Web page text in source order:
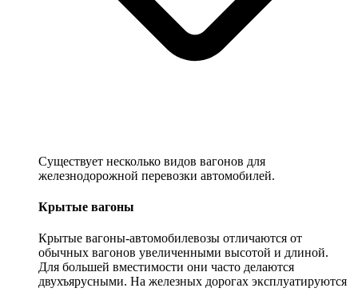
Существует несколько видов вагонов для
железнодорожной перевозки автомобилей.
Крытые вагоны
Крытые вагоны-автомобилевозы отличаются от
обычных вагонов увеличенными высотой и длиной.
Для большей вместимости они часто делаются
двухъярусными. На железных дорогах эксплуатируются